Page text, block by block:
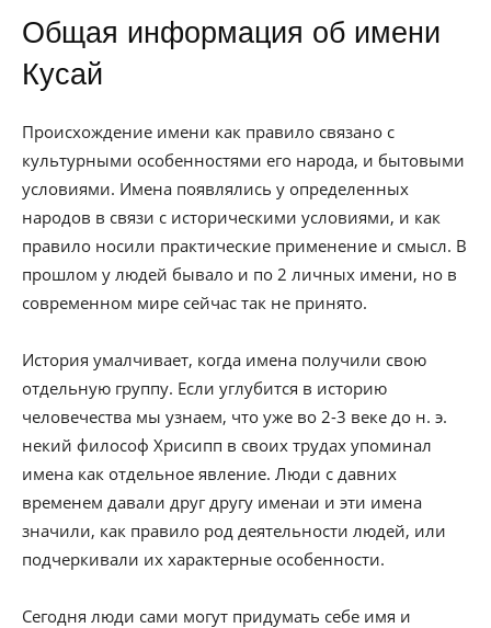
Общая информация об имени
Кусай
Происхождение имени как правило связано с
культурными особенностями его народа, и бытовыми
условиями. Имена появлялись у определенных
народов в связи с историческими условиями, и как
правило носили практические применение и смысл. В
прошлом у людей бывало и по 2 личных имени, но в
современном мире сейчас так не принято.
История умалчивает, когда имена получили свою
отдельную группу. Если углубится в историю
человечества мы узнаем, что уже во 2-3 веке до н. э.
некий философ Хрисипп в своих трудах упоминал
имена как отдельное явление. Люди с давних
временем давали друг другу именаи и эти имена
значили, как правило род деятельности людей, или
подчеркивали их характерные особенности.
Сегодня люди сами могут придумать себе имя и